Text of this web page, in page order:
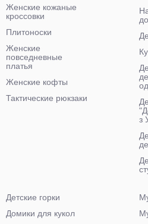
Женские кожаные
кроссовки
Плитоноски
Женские
повседневные
платья
Женские кофты
Тактические рюкзаки
з
Детские горки
Домики для кукол